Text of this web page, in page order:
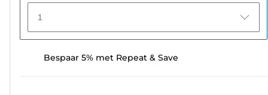
1
Bespaar 5% met Repeat & Save